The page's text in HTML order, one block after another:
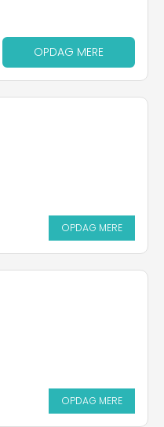
OPDAG MERE
OPDAG MERE
OPDAG MERE